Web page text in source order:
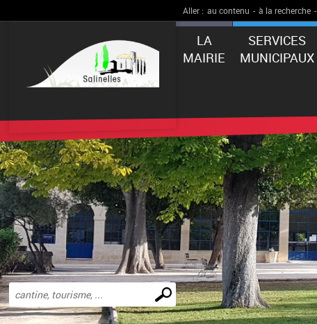
Aller : au contenu - à la recherche -
LA
MAIRIE
SERVICES
MUNICIPAUX
Effectuer
une
recherche